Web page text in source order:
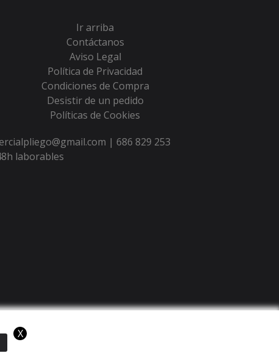
Ir arriba
Contáctanos
Aviso Legal
Política de Privacidad
Condiciones de Compra
Desistir de un pedido
Políticas de Cookies
|686 829 253
laborables
X